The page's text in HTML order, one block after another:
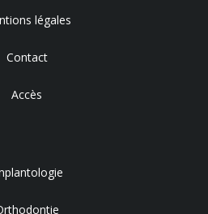
légales
Contact
Accès